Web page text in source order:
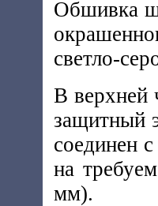
Обшивка
светло-
В верхней
защитный
соединен
на
мм).